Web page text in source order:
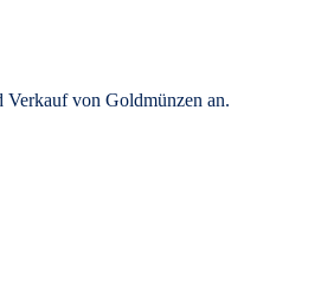
Verkauf von Goldmünzen an.